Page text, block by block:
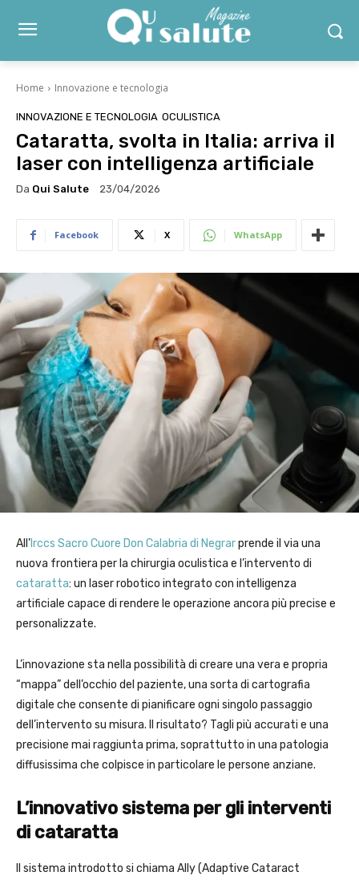
Home Innovazione e tecnologia
INNOVAZIONE E TECNOLOGIA OCULISTICA
Cataratta, svolta in Italia: arriva il
laser con intelligenza artificiale
Da Qui Salute 23/04/2026
Facebook X WhatsApp
All’Irccs Sacro Cuore Don Calabria di Negrarprende il via una
nuova frontiera per la chirurgia oculistica e l’intervento di
cataratta: un laser robotico integrato con intelligenza
artificiale capace di rendere le operazione ancora più precise e
personalizzate.
L’innovazione sta nella possibilità di creare una vera e propria
“mappa” dell’occhio del paziente, una sorta di cartografia
digitale che consente di pianificare ogni singolo passaggio
dell’intervento su misura. Il risultato? Tagli più accurati e una
precisione mai raggiunta prima, soprattutto in una patologia
diffusissima che colpisce in particolare le persone anziane.
L’innovativo sistema per gli interventi
di cataratta
Il sistema introdotto si chiama Ally (Adaptive Cataract